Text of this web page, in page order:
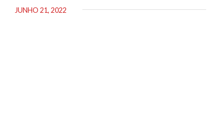
JUNHO 21, 2022